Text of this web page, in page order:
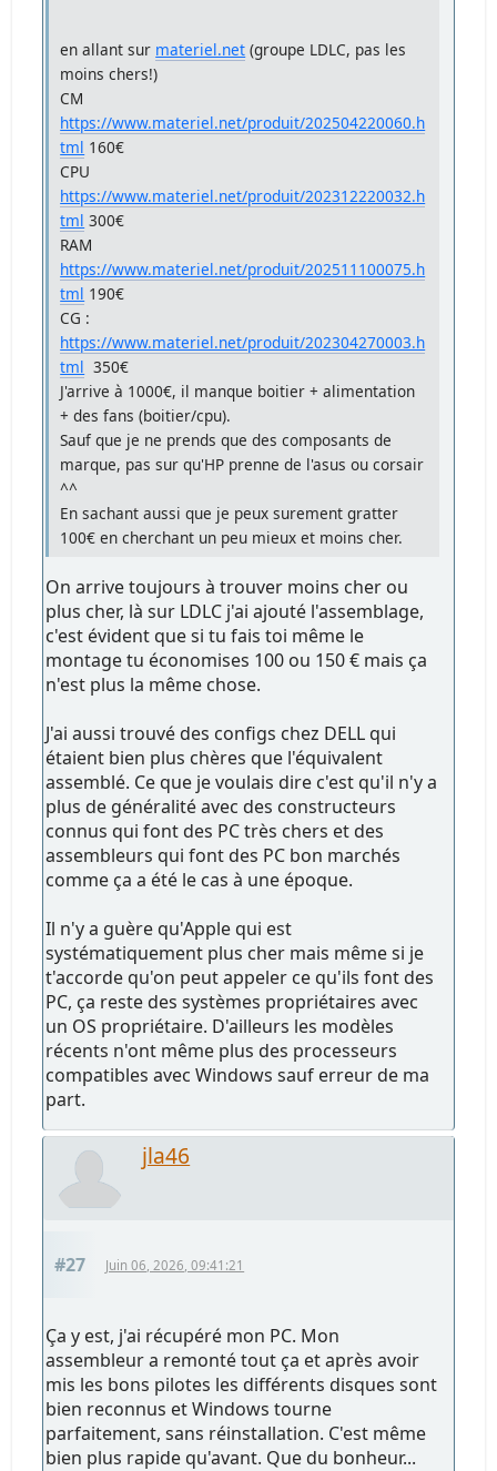
en allant sur materiel.net (groupe LDLC, pas les
moins chers!)
CM
https://www.materiel.net/produit/202504220060.h
tml 160€
CPU
https://www.materiel.net/produit/202312220032.h
tml 300€
RAM
https://www.materiel.net/produit/202511100075.h
tml 190€
CG :
https://www.materiel.net/produit/202304270003.h
tml 350€
J'arrive à 1000€, il manque boitier + alimentation
+ des fans (boitier/cpu).
Sauf que je ne prends que des composants de
marque, pas sur qu'HP prenne de l'asus ou corsair
^^
En sachant aussi que je peux surement gratter
100€ en cherchant un peu mieux et moins cher.
On arrive toujours à trouver moins cher ou
plus cher, là sur LDLC j'ai ajouté l'assemblage,
c'est évident que si tu fais toi même le
montage tu économises 100 ou 150 € mais ça
n'est plus la même chose.
J'ai aussi trouvé des configs chez DELL qui
étaient bien plus chères que l'équivalent
assemblé. Ce que je voulais dire c'est qu'il n'y a
plus de généralité avec des constructeurs
connus qui font des PC très chers et des
assembleurs qui font des PC bon marchés
comme ça a été le cas à une époque.
Il n'y a guère qu'Apple qui est
systématiquement plus cher mais même si je
t'accorde qu'on peut appeler ce qu'ils font des
PC, ça reste des systèmes propriétaires avec
un OS propriétaire. D'ailleurs les modèles
récents n'ont même plus des processeurs
compatibles avec Windows sauf erreur de ma
part.
jla46
#27 Juin 06, 2026, 09:41:21
Ça y est, j'ai récupéré mon PC. Mon
assembleur a remonté tout ça et après avoir
mis les bons pilotes les différents disques sont
bien reconnus et Windows tourne
parfaitement, sans réinstallation. C'est même
bien plus rapide qu'avant. Que du bonheur...